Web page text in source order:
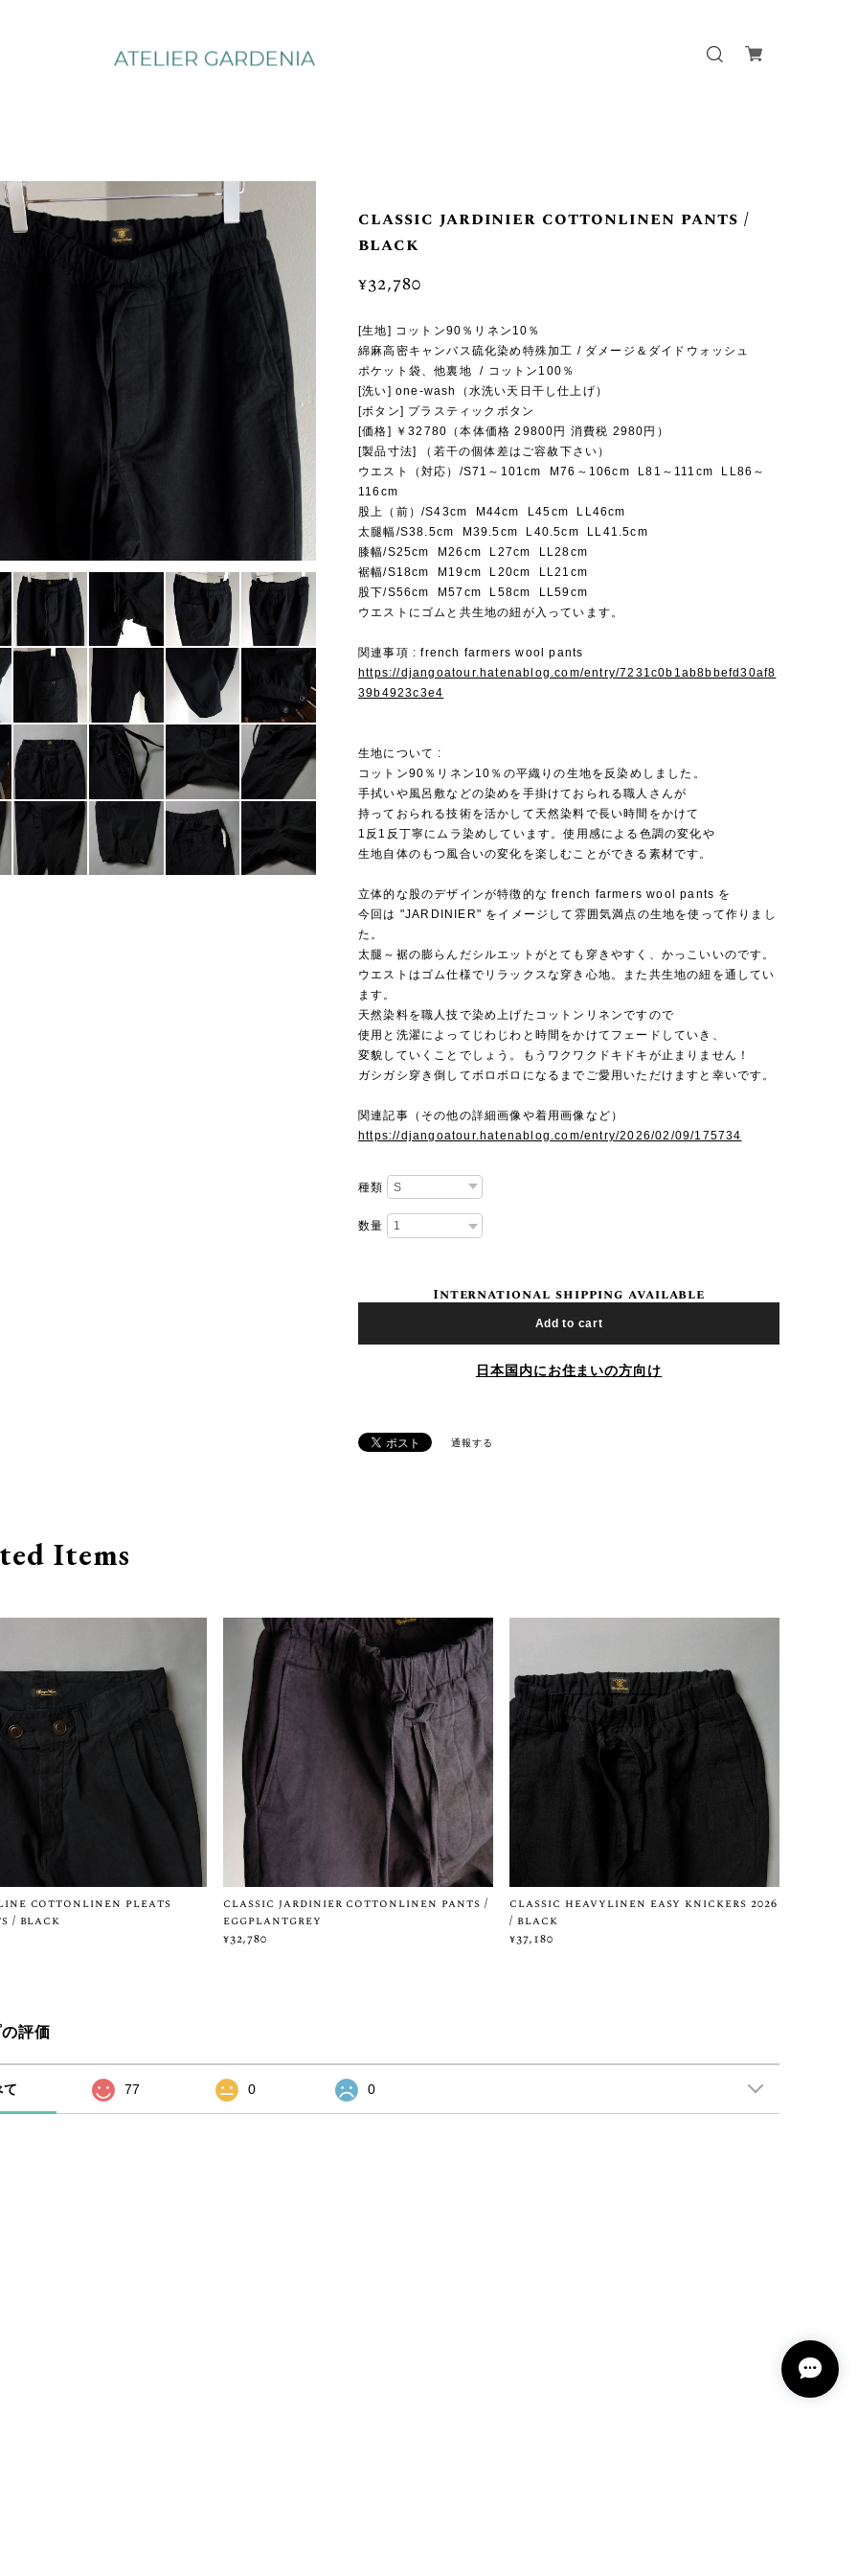
classic jardinier cottonlinen pants /
black
¥32,780
[生地] コットン90％リネン10％
綿麻高密キャンバス硫化染め特殊加工 / ダメージ＆ダイドウォッシュ
ポケット袋、他裏地 / コットン100％
[洗い] one-wash（水洗い天日干し仕上げ）
[ボタン] プラスティックボタン
[価格] ￥32780（本体価格 29800円 消費税 2980円）
[製品寸法] （若干の個体差はご容赦下さい）
ウエスト（対応）/S71～101cm M76～106cm L81～111cm LL86～
116cm
股上（前）/S43cm M44cm L45cm LL46cm
太腿幅/S38.5cm M39.5cm L40.5cm LL41.5cm
膝幅/S25cm M26cm L27cm LL28cm
裾幅/S18cm M19cm L20cm LL21cm
股下/S56cm M57cm L58cm LL59cm
ウエストにゴムと共生地の紐が入っています。
関連事項 : french farmers wool pants
https://djangoatour.hatenablog.com/entry/7231c0b1ab8bbefd30af8
39b4923c3e4
生地について :
コットン90％リネン10％の平織りの生地を反染めしました。
手拭いや風呂敷などの染めを手掛けておられる職人さんが
持っておられる技術を活かして天然染料で長い時間をかけて
1反1反丁寧にムラ染めしています。使用感による色調の変化や
生地自体のもつ風合いの変化を楽しむことができる素材です。
立体的な股のデザインが特徴的な french farmers wool pants を
今回は "JARDINIER" をイメージして雰囲気満点の生地を使って作りまし
た。
太腿～裾の膨らんだシルエットがとても穿きやすく、かっこいいのです。
ウエストはゴム仕様でリラックスな穿き心地。また共生地の紐を通してい
ます。
天然染料を職人技で染め上げたコットンリネンですので
使用と洗濯によってじわじわと時間をかけてフェードしていき、
変貌していくことでしょう。もうワクワクドキドキが止まりません！
ガシガシ穿き倒してボロボロになるまでご愛用いただけますと幸いです。
関連記事（その他の詳細画像や着用画像など）
https://djangoatour.hatenablog.com/entry/2026/02/09/175734
種類
数量
International shipping available
Add to cart
日本国内にお住まいの方向け
通報する
Items
cottonlinen pleats
/ black
classic jardinier cottonlinen pants /
eggplantgrey
¥32,780
classic heavylinen easy knickers 2026
/ black
¥37,180
評価
て 77 0 0